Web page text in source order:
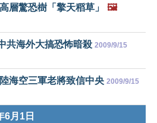
層驚恐樹「擎天稻草」 🖼️
共海外大搞恐怖暗殺 2009/9/15
海空三軍老將致信中央 2009/9/15
6月1日